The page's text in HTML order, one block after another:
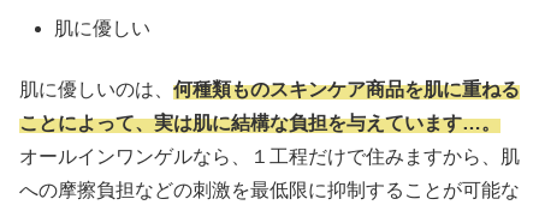
肌に優しい
肌に優しいのは、 何種類ものスキンケア商品を肌に重ねる
ことによって、実は肌に結構な負担を与えています…。
オールインワンゲルなら、１工程だけで住みますから、肌
への摩擦負担などの刺激を最低限に抑制することが可能な